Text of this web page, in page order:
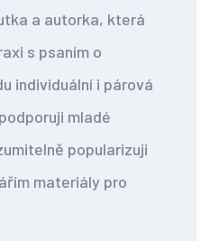
a autorka, která
s psaním o
individuální i párová
mladé
popularizuji
materiály pro